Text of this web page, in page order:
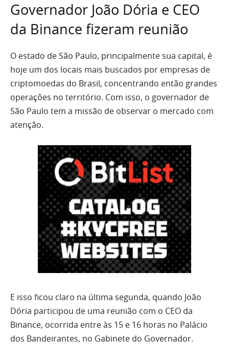
Governador João Dória e CEO
da Binance fizeram reunião
O estado de São Paulo, principalmente sua capital, é
hoje um dos locais mais buscados por empresas de
criptomoedas do Brasil, concentrando então grandes
operações no território. Com isso, o governador de
São Paulo tem a missão de observar o mercado com
atenção.
E isso ficou claro na última segunda, quando João
Dória participou de uma reunião com o CEO da
Binance, ocorrida entre às 15 e 16 horas no Palácio
dos Bandeirantes, no Gabinete do Governador.